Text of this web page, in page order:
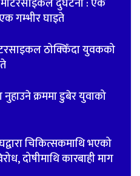
दुर्घटना : एक
गम्भीर घाइते
ठोक्किँदा युवकको
नुहाउने क्रममा डुबेर युवाको
चिकित्सकमाथि भएको
दोषीमाथि कारबाही माग